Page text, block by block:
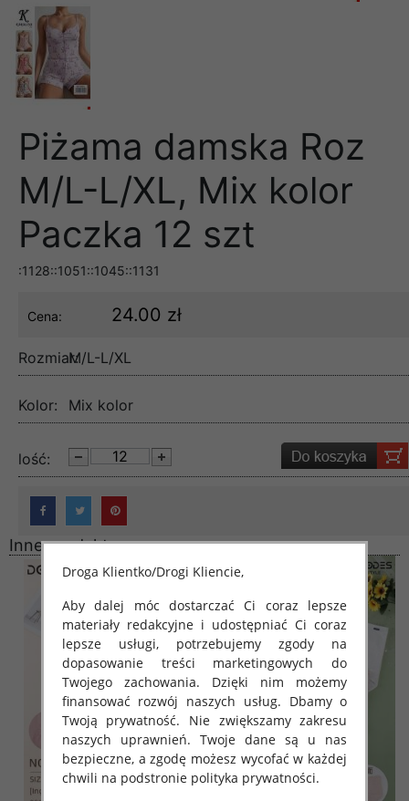
Piżama damska Roz
M/L-L/XL, Mix kolor
Paczka 12 szt
:1128::1051::1045::1131
Cena: 24.00 zł
Rozmiar:M/L-L/XL
Kolor: Mix kolor
lość:
Inne produkty
Droga Klientko/Drogi Kliencie,
Aby dalej móc dostarczać Ci coraz lepsze
materiały redakcyjne i udostępniać Ci coraz
lepsze usługi, potrzebujemy zgody na
dopasowanie treści marketingowych do
Twojego zachowania. Dzięki nim możemy
finansować rozwój naszych usług. Dbamy o
Twoją prywatność. Nie zwiększamy zakresu
naszych uprawnień. Twoje dane są u nas
bezpieczne, a zgodę możesz wycofać w każdej
chwili na podstronie polityka prywatności.